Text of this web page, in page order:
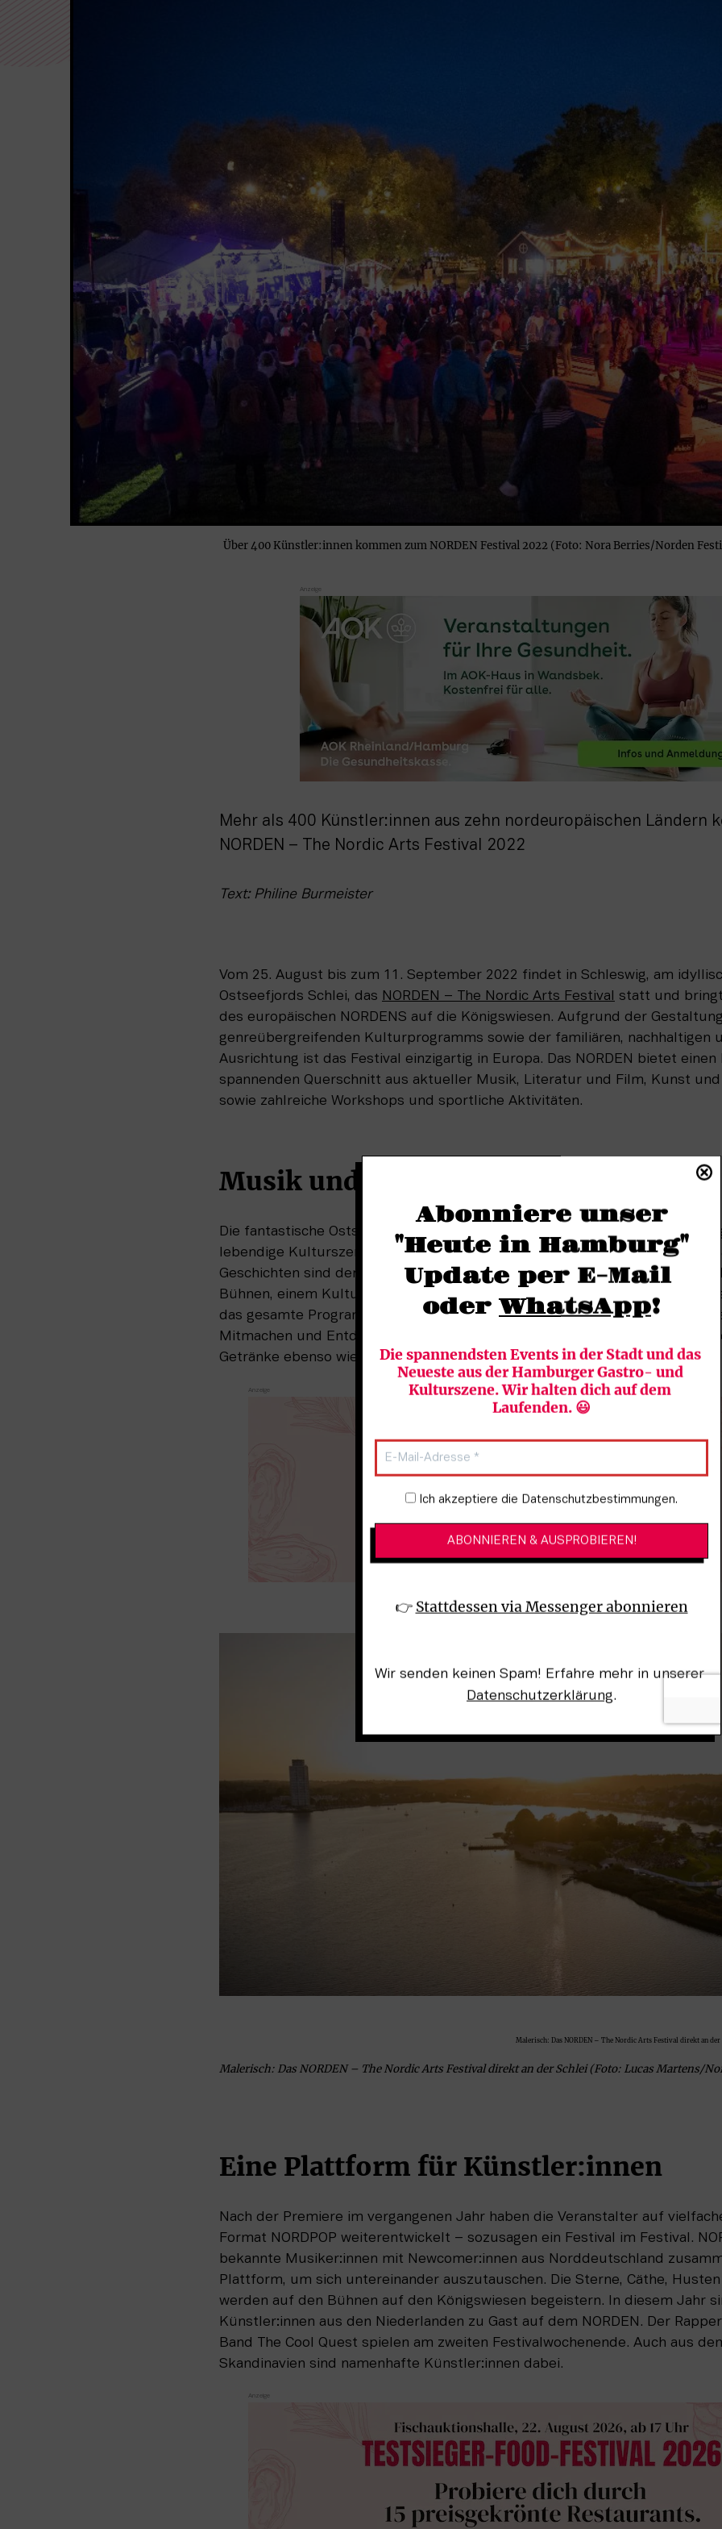
Über 400 Künstler:innen kommen zum NORDEN Festival 2022 (Foto: Nora Berries/Norden
Mehr als 400 Künstler:innen aus zehn nordeuropäischen Ländern
NORDEN – The Nordic Arts Festival 2022
Text: Philine Burmeister
Vom 25. August bis zum 11. September 2022 findet in Schleswig, am
Ostseefjords Schlei, das NORDEN – The Nordic Arts Festival
statt und
des europäischen NORDENS auf die Königswiesen. Aufgrund der
genreübergreifenden Kulturprogramms sowie der familiären, nachhaltigen
Ausrichtung ist das Festival einzigartig in Europa. Das NORDEN bietet
spannenden Querschnitt aus aktueller Musik, Literatur und Film, Kunst
sowie zahlreiche Workshops und sportliche Aktivitäten.
Musik und vieles mehr
Die fantastische Ostseelandschaft, die kreative Küche und das zeitlose
lebendige Kulturszene. Die Sehnsucht nach diesem Lebensgefühl und die
Geschichten sind der Antrieb hinter dem NORDEN – The Nordic Arts
Bühnen, einem Kulturzelt sowie einem Atrium, der Manege im Park und
das gesamte Programm statt. Die zahlreichen Workshops in den Scheunen
Mitmachen und Entdecken. In typisch roten skandinavischen Holzhäusern
Getränke ebenso wie Kunst- und Designhandwerk angeboten.
Malerisch: Das NORDEN – The Nordic Arts Festival direkt an
Malerisch: Das NORDEN – The Nordic Arts Festival direkt an der Schlei (Foto: Lucas Martens/
Eine Plattform für Künstler:innen
Nach der Premiere im vergangenen Jahr haben die Veranstalter auf
Format NORDPOP weiterentwickelt – sozusagen ein Festival im Festival.
bekannte Musiker:innen mit Newcomer:innen aus Norddeutschland
Plattform, um sich untereinander auszutauschen. Die Sterne, Cäthe,
werden auf den Bühnen auf den Königswiesen begeistern. In diesem Jahr
Künstler:innen aus den Niederlanden zu Gast auf dem NORDEN. Der
Band The Cool Quest spielen am zweiten Festivalwochenende. Auch aus
Skandinavien sind namenhafte Künstler:innen dabei.
Abonniere unser
"Heute in Hamburg"
Update per E-Mail
oder WhatsApp!
Die spannendsten Events in der Stadt und das
Neueste aus der Hamburger Gastro- und
Kulturszene. Wir halten dich auf dem
Laufenden. 😃
Newsletter-Anmeldung
Ich akzeptiere die Datenschutzbestimmungen.
👉 Stattdessen via Messenger abonnieren
Wir senden keinen Spam! Erfahre mehr in unserer
Datenschutzerklärung.